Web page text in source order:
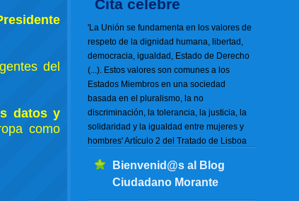
Cita celebre
'La Unión se fundamenta en los valores de
respeto de la dignidad humana, libertad,
democracia, igualdad, Estado de Derecho
(...). Estos valores son comunes a los
Estados Miembros en una sociedad
basada en el pluralismo, la no
discriminación, la tolerancia, la justicia, la
solidaridad y la igualdad entre mujeres y
hombres' Artículo 2 del Tratado de Lisboa
Bienvenid@s al Blog
Ciudadano Morante
del
datos y
como